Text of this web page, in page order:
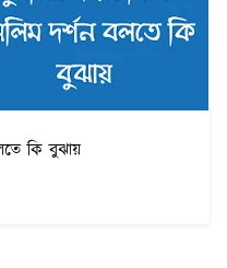
কি বুঝায়